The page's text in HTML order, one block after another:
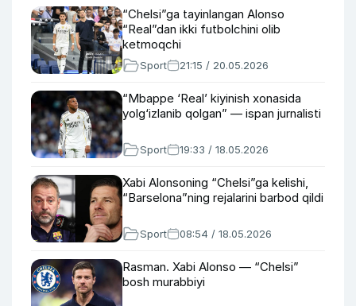
“Chelsi”ga tayinlangan Alonso
“Real”dan ikki futbolchini olib
ketmoqchi
Sport 21:15 / 20.05.2026
“Mbappe ‘Real’ kiyinish xonasida
yolg‘izlanib qolgan” — ispan jurnalisti
Sport 19:33 / 18.05.2026
Xabi Alonsoning “Chelsi”ga kelishi,
“Barselona”ning rejalarini barbod qildi
Sport 08:54 / 18.05.2026
Rasman. Xabi Alonso — “Chelsi”
bosh murabbiyi